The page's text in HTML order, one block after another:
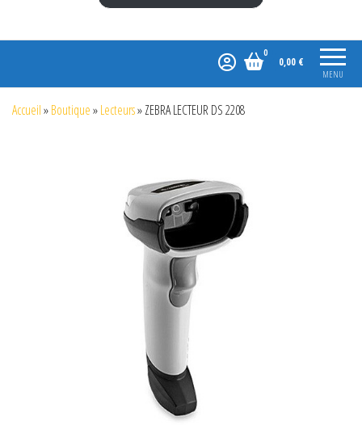
MENU
0
0,00 €
Accueil»Boutique»Lecteurs»ZEBRA LECTEUR DS 2208